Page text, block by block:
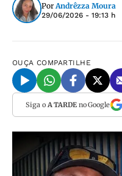
Por Andrêzza Moura
29/06/2026 - 19:13 h
OUÇA COMPARTILHE
Siga o A TARDEno Google